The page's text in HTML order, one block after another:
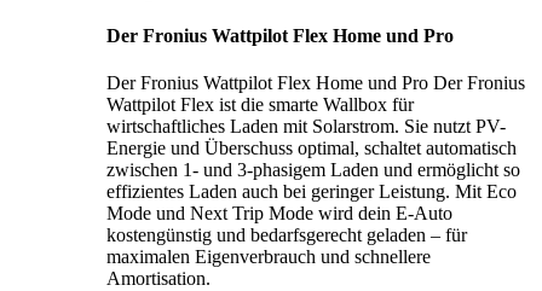
Der Fronius Wattpilot Flex Home und Pro
Der Fronius Wattpilot Flex Home und Pro Der Fronius
Wattpilot Flex ist die smarte Wallbox für
wirtschaftliches Laden mit Solarstrom. Sie nutzt PV-
Energie und Überschuss optimal, schaltet automatisch
zwischen 1- und 3-phasigem Laden und ermöglicht so
effizientes Laden auch bei geringer Leistung. Mit Eco
Mode und Next Trip Mode wird dein E-Auto
kostengünstig und bedarfsgerecht geladen – für
maximalen Eigenverbrauch und schnellere
Amortisation.